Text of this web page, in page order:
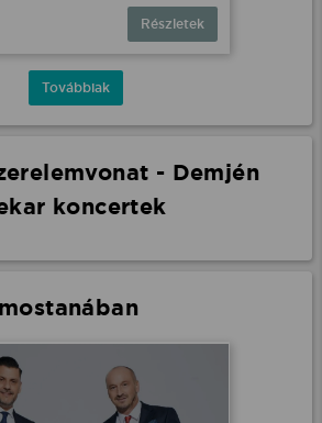
Részletek
Továbbiak
- Demjén
koncertek